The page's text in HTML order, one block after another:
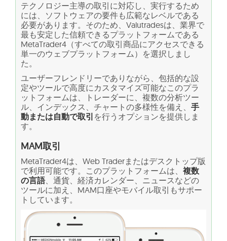
テクノロジー主導の取引に対応し、実行するため
には、ソフトウェアの要件も広範なレベルである
必要があります。そのため、Valutradesは、業界で
最も安定した信頼できるプラットフォームである
MetaTrader4（すべての取引商品にアクセスできる
単一のウェブプラットフォーム）を選択しまし
た。
ユーザーフレンドリーでありながら、包括的な設
定やツールで高度にカスタマイズ可能なこのプラ
ットフォームは、トレーダーに、複数の分析ツー
ル、インデックス、チャートの多様性を備え、 手
動または自動で取引 を行うオプションを提供しま
す。
MAM取引
MetaTrader4は、Web Traderまたはデスクトップ版
で利用可能です。このプラットフォームは、 複数
の言語、通貨、経済カレンダー、ニュースなどの
ツールに加え、MAM口座やモバイル取引もサポー
トしています。